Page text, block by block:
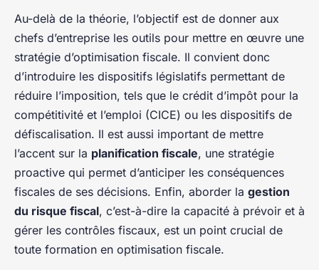
Au-delà de la théorie, l’objectif est de donner aux
chefs d’entreprise les outils pour mettre en œuvre une
stratégie d’optimisation fiscale. Il convient donc
d’introduire les dispositifs législatifs permettant de
réduire l’imposition, tels que le crédit d’impôt pour la
compétitivité et l’emploi (CICE) ou les dispositifs de
défiscalisation. Il est aussi important de mettre
l’accent sur la planification fiscale, une stratégie
proactive qui permet d’anticiper les conséquences
fiscales de ses décisions. Enfin, aborder la gestion
du risque fiscal, c’est-à-dire la capacité à prévoir et à
gérer les contrôles fiscaux, est un point crucial de
toute formation en optimisation fiscale.